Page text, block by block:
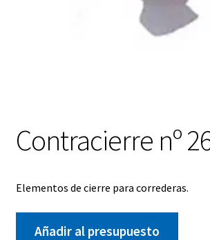
Contracierre nº
Elementos de cierre para correderas.
Añadir al presupuesto